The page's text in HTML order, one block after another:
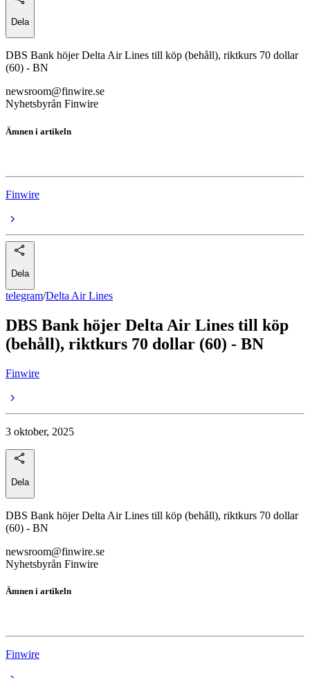
Dela
DBS Bank höjer Delta Air Lines till köp (behåll), riktkurs 70 dollar
(60) - BN
newsroom@finwire.se
Nyhetsbyrån Finwire
Ämnen i artikeln
Finwire
Dela
telegram/Delta Air Lines
DBS Bank höjer Delta Air Lines till köp
(behåll), riktkurs 70 dollar (60) - BN
Finwire
3 oktober, 2025
Dela
DBS Bank höjer Delta Air Lines till köp (behåll), riktkurs 70 dollar
(60) - BN
newsroom@finwire.se
Nyhetsbyrån Finwire
Ämnen i artikeln
Finwire